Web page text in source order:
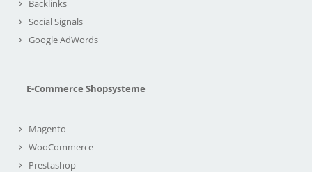
Backlinks
Social Signals
Google AdWords
E-Commerce Shopsysteme
Magento
WooCommerce
Prestashop